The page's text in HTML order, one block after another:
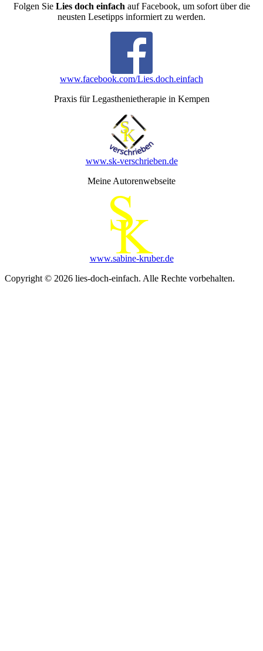
Folgen Sie Lies doch einfach auf Facebook, um sofort über die
neusten Lesetipps informiert zu werden.
www.facebook.com/Lies.doch.einfach
Praxis für Legasthenietherapie in Kempen
www.sk-verschrieben.de
Meine Autorenwebseite
www.sabine-kruber.de
Copyright © 2026 lies-doch-einfach. Alle Rechte vorbehalten.